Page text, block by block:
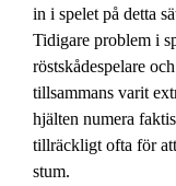
in i spelet på detta
Tidigare problem i
röstskådespelare
tillsammans varit
hjälten numera
tillräckligt ofta för
stum.